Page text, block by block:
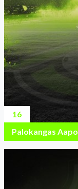
16
Palokangas Aapo